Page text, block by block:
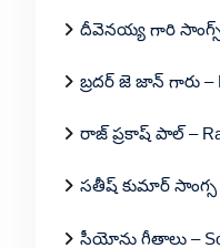
దీవెనయ్య గారి సాంగ్స్
బ్రదర్ జె జాన్ గారు –
రాజ్ ప్రకాష్ పాల్ –
సతీష్ కుమార్ సాంగ్స
సీయోను గీతాలు –